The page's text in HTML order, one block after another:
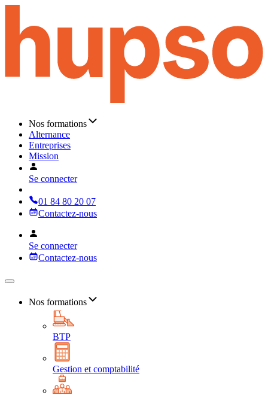
Nos formations
Alternance
Entreprises
Mission
Se connecter
01 84 80 20 07
Contactez-nous
Se connecter
Contactez-nous
Nos formations
BTP
Gestion et comptabilité